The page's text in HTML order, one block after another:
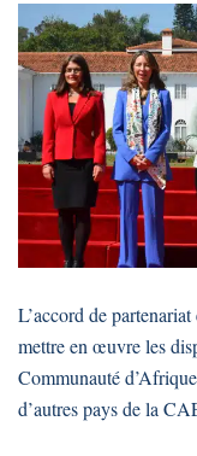
L’accord de
mettre en œuvre les
Communauté
d’autres pays de la